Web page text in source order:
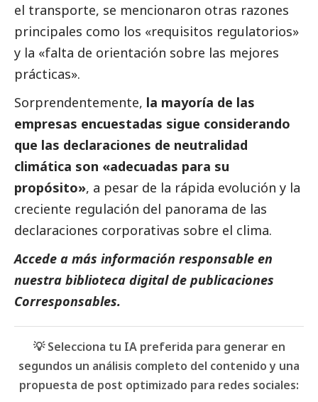
el transporte, se mencionaron otras razones
principales como los «requisitos regulatorios»
y la «falta de orientación sobre las mejores
prácticas».
Sorprendentemente, la mayoría de las
empresas encuestadas sigue considerando
que las declaraciones de neutralidad
climática son «adecuadas para su
propósito», a pesar de la rápida evolución y la
creciente regulación del panorama de las
declaraciones corporativas sobre el clima.
Accede a más información responsable en
nuestra biblioteca digital de publicaciones
Corresponsables.
💡 Selecciona tu IA preferida para generar en
segundos un análisis completo del contenido y una
propuesta de post optimizado para redes sociales: